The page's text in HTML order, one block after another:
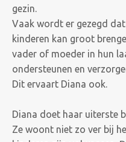
gezin.
Vaak wordt er gezegd
kinderen kan groot
vader of moeder in hun
ondersteunen en
Dit ervaart Diana ook.
Diana doet haar uiterste
Ze woont niet zo ver bij